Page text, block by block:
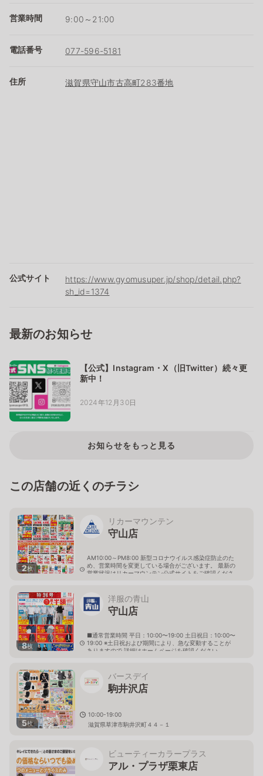
営業時間 9:00～21:00
電話番号 077-596-5181
住所 滋賀県守山市古高町283番地
公式サイト
https://www.gyomusuper.jp/shop/detail.php?
sh_id=1374
最新のお知らせ
【公式】Instagram・X（旧Twitter）続々更
新中！
2024年12月30日
お知らせをもっと見る
この店舗の近くのチラシ
2枚
リカーマウンテン
守山店
AM10:00～PM8:00 新型コロナウイルス感染症防止のた
め、営業時間を変更している場合がございます。 最新の
営業状況はリカーマウンテン公式サイトをご確認くださ
8枚
洋服の青山
守山店
■通常営業時間 平日：10:00〜19:00 土日祝日：10:00〜
19:00 ※土日祝および期間により、急な変動することが
ありますので 詳細はホームページを確認ください
5枚
バースデイ
駒井沢店
10:00-19:00
滋賀県草津市駒井沢町４４－１
ビューティーカラープラス
アル・プラザ栗東店